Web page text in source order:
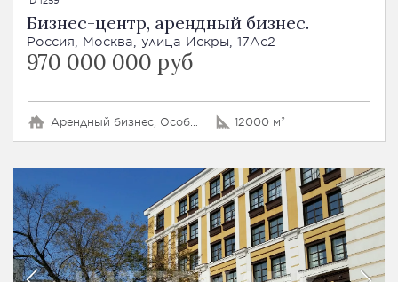
Бизнес-центр, арендный бизнес.
Россия, Москва, улица Искры, 17Ас2
970 000 000 руб
Арендный бизнес, Особняк, Офис 12000 м²